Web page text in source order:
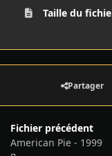
Taille du
Partager
Fichier précédent
American Pie - 1999